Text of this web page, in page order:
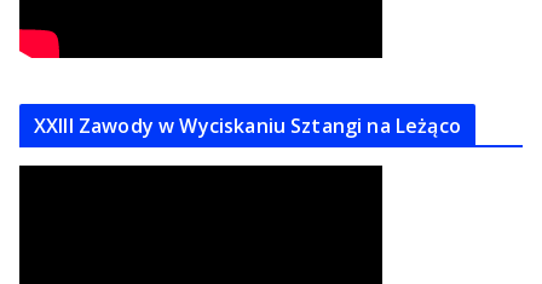
XXIII Zawody w Wyciskaniu Sztangi na Leżąco